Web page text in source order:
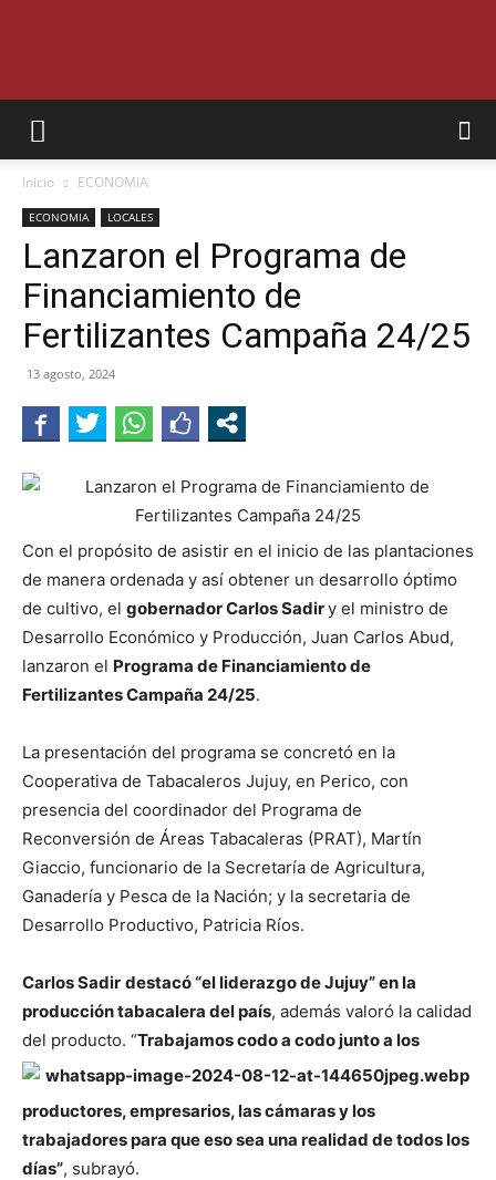
SEMANARIO
JUJUY
Inicio ECONOMIA
ECONOMIA LOCALES
Lanzaron el Programa de
Financiamiento de
Fertilizantes Campaña 24/25
13 agosto, 2024
Con el propósito de asistir en el inicio de las plantaciones
de manera ordenada y así obtener un desarrollo óptimo
de cultivo, el gobernador Carlos Sadiry el ministro de
Desarrollo Económico y Producción, Juan Carlos Abud,
lanzaron el Programa de Financiamiento de
Fertilizantes Campaña 24/25.
La presentación del programa se concretó en la
Cooperativa de Tabacaleros Jujuy, en Perico, con
presencia del coordinador del Programa de
Reconversión de Áreas Tabacaleras (PRAT), Martín
Giaccio, funcionario de la Secretaría de Agricultura,
Ganadería y Pesca de la Nación; y la secretaria de
Desarrollo Productivo, Patricia Ríos.
Carlos Sadir destacó “el liderazgo de Jujuy” en la
producción tabacalera del país, además valoró la calidad
del producto. “Trabajamos codo a codo junto a los
productores, empresarios, las cámaras y los
trabajadores para que eso sea una realidad de todos los
días”, subrayó.